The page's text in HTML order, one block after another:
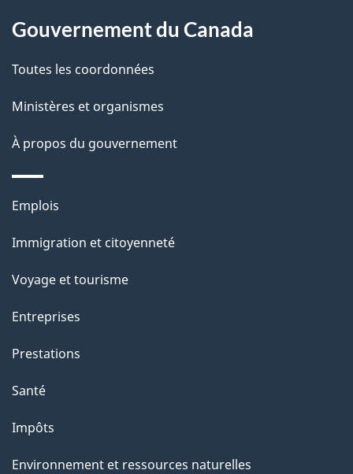
e
l
a
p
a
g
e
Gouvernement du Canada
Toutes les coordonnées
Ministères et organismes
À propos du gouvernement
Thèmes
sujets
Emplois
Immigration et citoyenneté
Voyage et tourisme
Entreprises
Prestations
Santé
Impôts
Environnement et ressources naturelles